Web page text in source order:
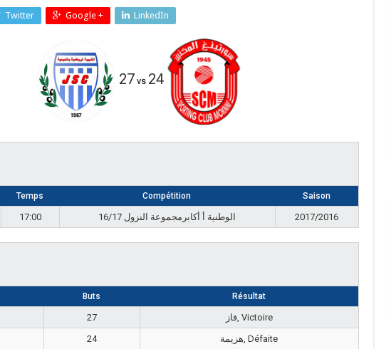
Twitter Google + LinkedIn
27 vs 24
Temps Compétition Saison
17:00 الوطنية أ أكابرمجموعة النزول 16/17 2017/2016
Buts Résultat
27
فاز, Victoire
24 هزيمة, Défaite